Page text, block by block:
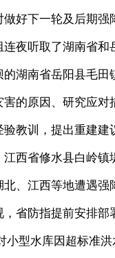
做好下一轮及后期
听取了湖南省和
的湖南省岳阳县毛
的原因、研究应
教训，提出重建
西省修水县白岭
、江西等地遭遇
，省防指提前安排
小型水库因超标准